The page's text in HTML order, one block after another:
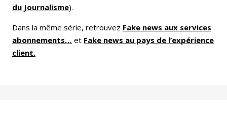
du Journalisme).
Dans la même série, retrouvez Fake news aux services
abonnements… et Fake news au pays de l’expérience
client.